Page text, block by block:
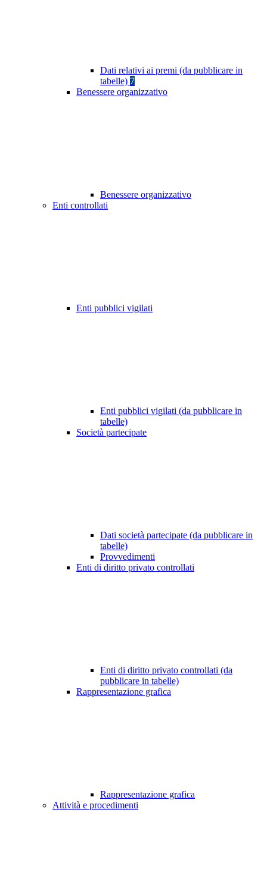
Dati relativi ai premi (da pubblicare in
tabelle) 7
Benessere organizzativo
Benessere organizzativo
Enti controllati
Enti pubblici vigilati
Enti pubblici vigilati (da pubblicare in
tabelle)
Società partecipate
Dati società partecipate (da pubblicare in
tabelle)
Provvedimenti
Enti di diritto privato controllati
Enti di diritto privato controllati (da
pubblicare in tabelle)
Rappresentazione grafica
Rappresentazione grafica
Attività e procedimenti